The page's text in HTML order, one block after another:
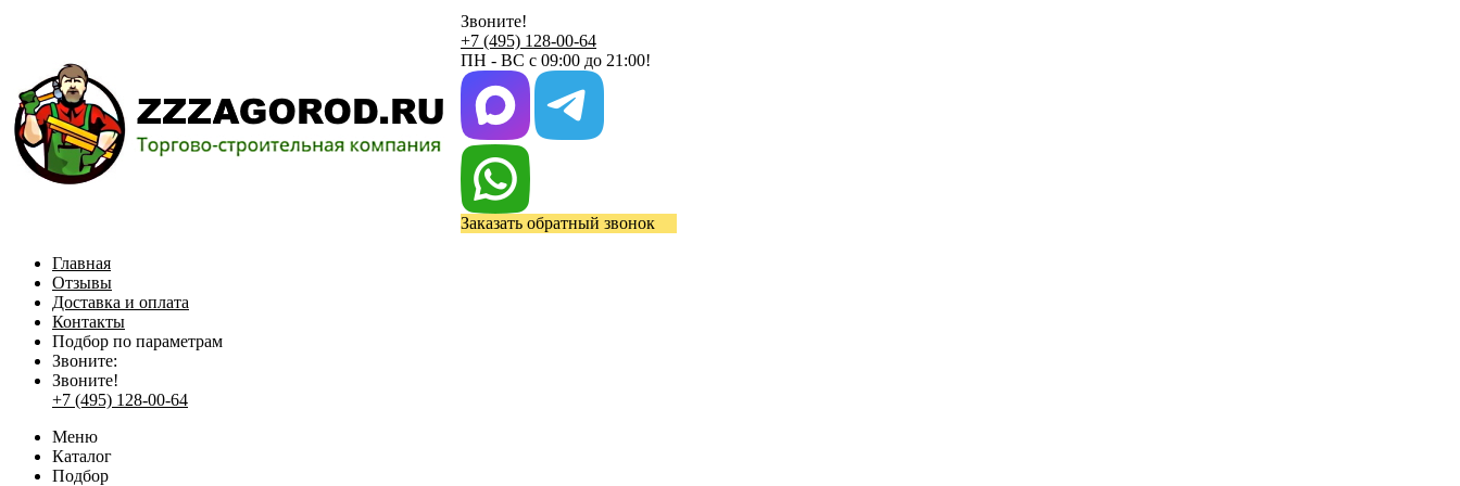
Звоните!
+7 (495) 128-00-64
ПН - ВС с 09:00 до 21:00!
Заказать обратный звонок
Главная
Отзывы
Доставка и оплата
Контакты
Подбор по параметрам
Звоните:
Звоните!
+7 (495) 128-00-64
Меню
Каталог
Подбор